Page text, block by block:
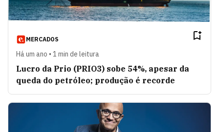
MERCADOS
Há um ano • 1 min de leitura
Lucro da Prio (PRIO3) sobe 54%, apesar da
queda do petróleo; produção é recorde